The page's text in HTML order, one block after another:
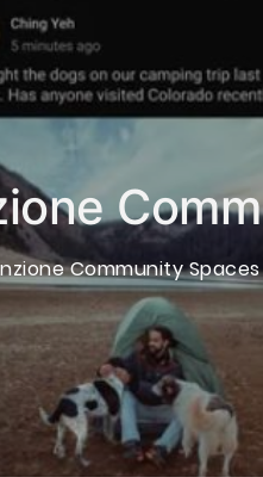
Community Spaces